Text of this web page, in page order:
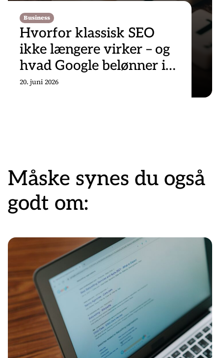
Business
Hvorfor klassisk SEO
ikke længere virker – og
hvad Google belønner i
stedet
20. juni 2026
Måske synes du også
godt om: